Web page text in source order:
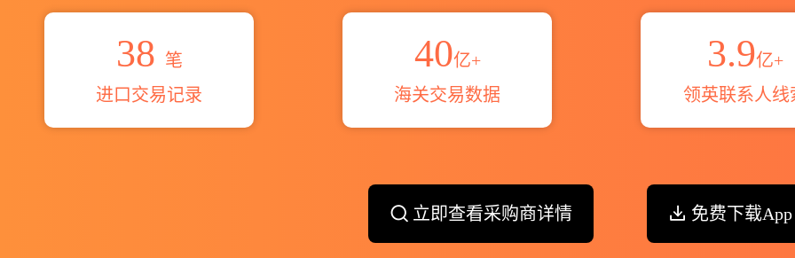
38 笔
进口交易记录
40亿+
海关交易数据
3.9亿+
领英联系人线
立即查看采购商详情 免费下载App